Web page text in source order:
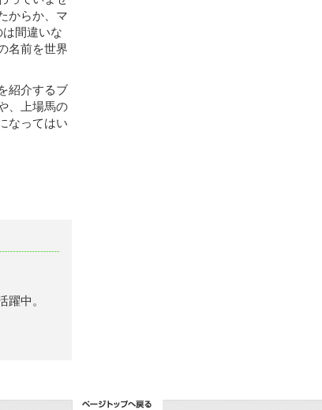
からか、マ
間違いな
名前を世界
紹介するブ
、上場馬の
なってはい
躍中。